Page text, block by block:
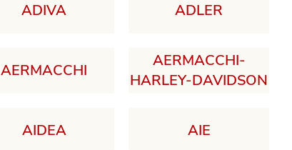
ADIVA ADLER
AERMACCHI
AERMACCHI-
HARLEY-DAVIDSON
AIDEA AIE